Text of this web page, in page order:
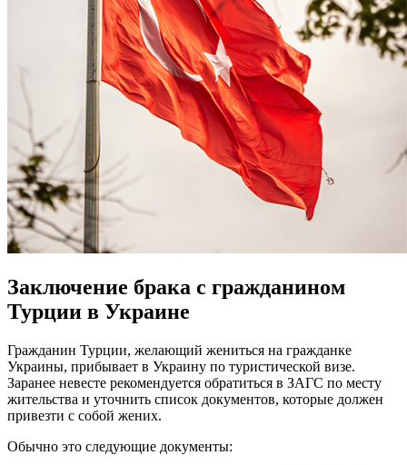
Заключение брака с гражданином
Турции в Украине
Гражданин Турции, желающий жениться на гражданке
Украины, прибывает в Украину по туристической визе.
Заранее невесте рекомендуется обратиться в ЗАГС по месту
жительства и уточнить список документов, которые должен
привезти с собой жених.
Обычно это следующие документы: